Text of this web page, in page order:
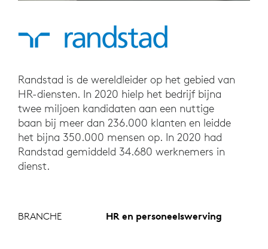
Randstad is de wereldleider op het gebied van
HR-diensten. In 2020 hielp het bedrijf bijna
twee miljoen kandidaten aan een nuttige
baan bij meer dan 236.000 klanten en leidde
het bijna 350.000 mensen op. In 2020 had
Randstad gemiddeld 34.680 werknemers in
dienst.
BRANCHE HR en personeelswerving